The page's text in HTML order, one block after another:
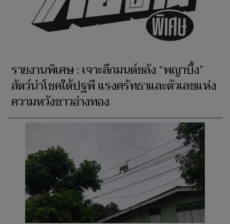
รายงานพิเศษ : เจาะลึกมนต์ขลัง “พญาบึ้ง”
สัตว์นำโชคใต้ปฐพี แรงศรัทธาและตัวเลขแห่ง
ความหวังชาวอ่างทอง